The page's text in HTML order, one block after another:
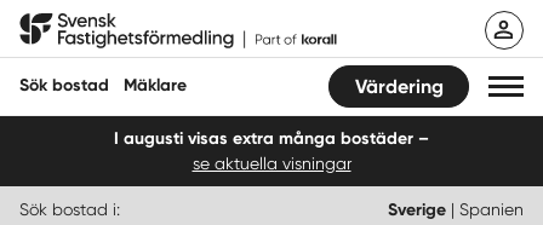
Hoppa
Svensk Fastighetsförmedling
Sök bostad Mäklare Värdering
I augusti visas extra många bostäder –
se aktuella visningar
Sök bostad i: Sverige | Spanien